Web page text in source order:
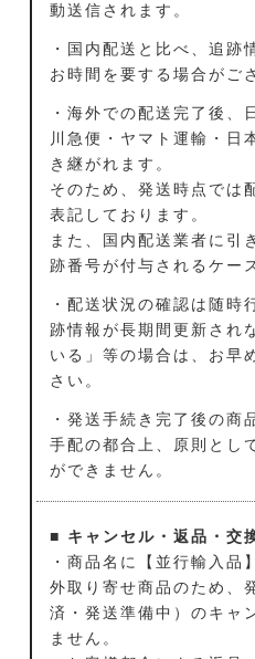
動送信されます。
・国内配送と比べ、追跡
お時間を要する場合がご
・海外での配送完了後、
川急便・ヤマト運輸・日
き継がれます。
そのため、発送時点では
表記しております。
また、国内配送業者に引
跡番号が付与されるケー
・配送状況の確認は随時
跡情報が長期間更新され
いる」等の場合は、お早
さい。
・発送手続き完了後の商
手配の都合上、原則とし
ができません。
■ キャンセル・返品・交
・商品名に【並行輸入品
外取り寄せ商品のため、
済・発送準備中）のキャ
ません。